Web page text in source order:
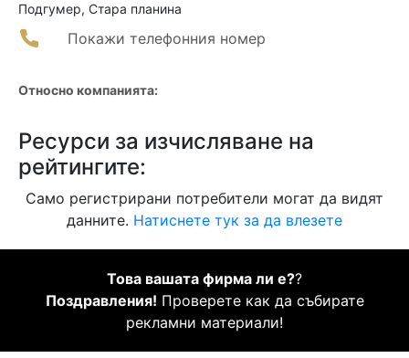
Подгумер, Стара планина
Покажи телефонния номер
Относно компанията:
Ресурси за изчисляване на
рейтингите:
Само регистрирани потребители могат да видят
данните. Натиснете тук за да влезете
Това вашата фирма ли е??
Поздравления! Проверете как да събирате
рекламни материали!